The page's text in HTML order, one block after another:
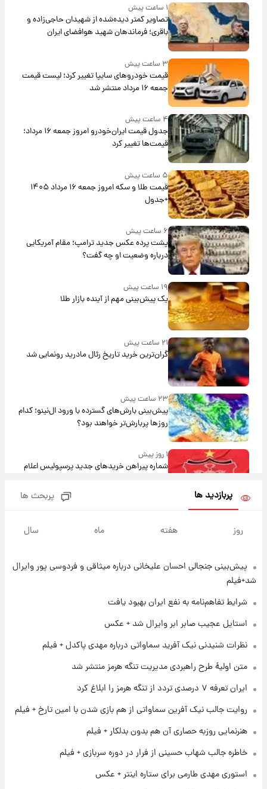
۱ ساعت پیش
تصاویر کمتر دیده‌شده از شهیدان حاجی‌زاده و
باقری؛ فرماندهان شهید هوافضای ایران
۳ ساعت پیش
قیمت خودروهای سایپا تغییر کرد؛ لیست قیمت
جمعه ۱۶ مرداد منتشر شد
۴ ساعت پیش
جدول قیمت ایران‌خودرو امروز جمعه ۱۶ مرداد؛
قیمت‌ها تغییر کرد
۵ ساعت پیش
قیمت طلا و سکه امروز جمعه ۱۶ مرداد ۱۴۰۵
+جدول
۶ ساعت پیش
پشت پرده عکس جدید ترامپ؛ مقام آمریکایی
درباره وضعیت او چه گفت؟
۱۹ ساعت پیش
یک پیش‌بینی مهم از آینده بازار طلا
۲۱ ساعت پیش
گران‌ترین خرید تاریخ رئال مادرید رونمایی شد
۲۳ ساعت پیش
پیش‌بینی بارش‌های گسترده با ورود ال‌نینو؛ کدام
روزها پربارش‌تر خواهند بود؟
۱ روز پیش
شماره پیراهن خریدهای جدید پرسپولیس اعلام
شد+فیلم
۱ روز پیش
۱ روز پیش
شارژ جدید کالابرگ برای سه دهک؛ جزئیات اعلام
۱ روز پیش
شرایط تازه فروش اقساطی سایپا اعلام شد؛
شاهین، کوییک، اطلس، سهند و ساینا با اقساط
بلندمدت + جدول
پربازدید ها پربحث ها
روز هفته ماه سال
پیش‌بینی جنجالی احسان علیخانی درباره میثاقی و فردوسی پور وایرال
شد+فیلم
شرایط تفاهم‌نامه به نفع ایران بهبود یافت
استایل عجیب صابر ابر وایرال شد + عکس
نظرات شنیدنی نیک آفرید سماواتی درباره مهدی پاکدل + فیلم
متن اولیۀ طرح راهبردی مدیریت تنگه هرمز منتشر شد
ایران تعرفه ۷ درصدی تردد از تنگه هرمز را ابلاغ کرد
روایت جالب نیک آفرین سماواتی از هم بازی شدن با امین تارخ + فیلم
هنرنمایی روزبه حصاری آن هم بدون بدلکار + فیلم
خاطره جالب شهاب حسینی از فرار در دوره سربازی + فیلم
استوری مهدی طارمی برای ستاره اینتر + عکس